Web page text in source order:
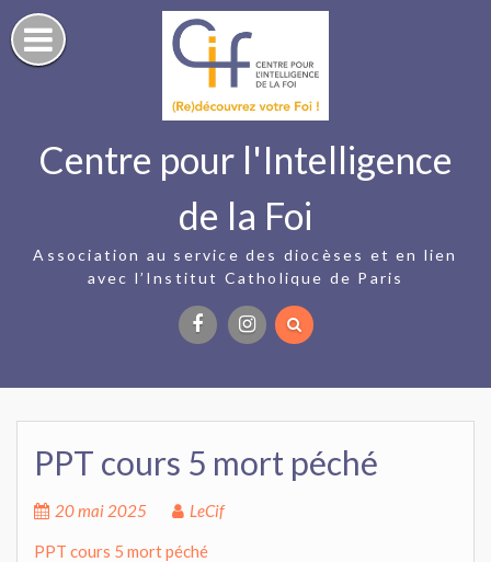
Skip
to
content
Centre pour l'Intelligence
de la Foi
Association au service des diocèses et en lien
avec l’Institut Catholique de Paris
PPT cours 5 mort péché
20 mai 2025 LeCif
PPT cours 5 mort péché